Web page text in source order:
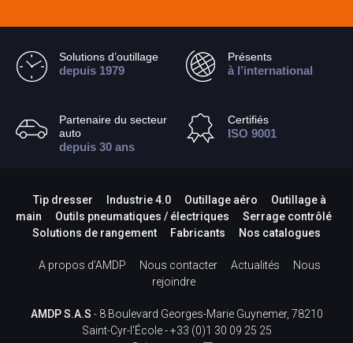
Solutions d’outillage
depuis 1979
Présents
à l’international
Partenaire du secteur
auto
depuis 30 ans
Certifiés
ISO 9001
Tip dresser Industrie 4.0 Outillage aéro
Outillage à
main
Outils pneumatiques / électriques
Serrage contrôlé
Solutions de rangement
Fabricants Nos catalogues
A propos d’AMDP Nous contacter Actualités
Nous
rejoindre
AMDP S.A.S - 8 Boulevard Georges-Marie Guynemer, 78210
Saint-Cyr-l'École -+33 (0)1 30 09 25 25